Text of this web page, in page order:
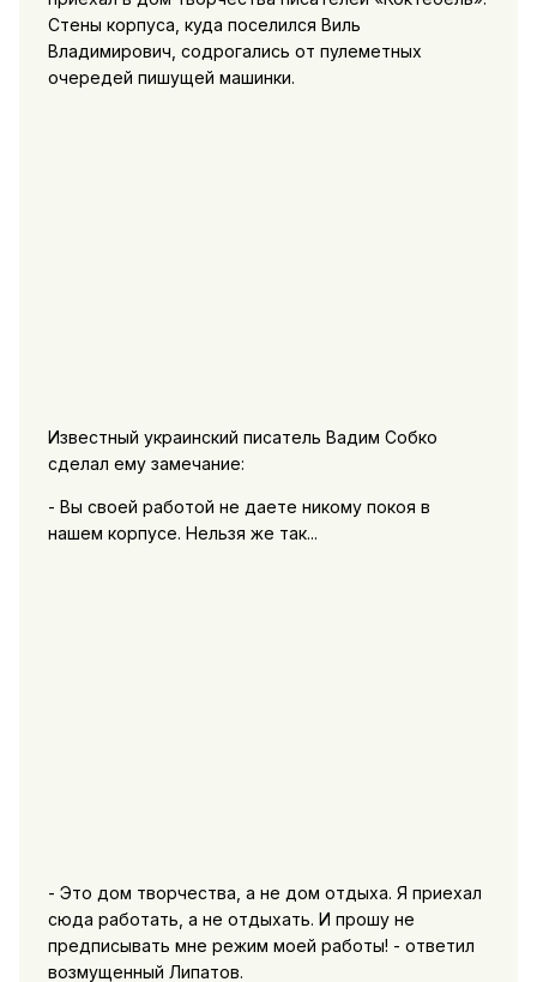
Стены корпуса, куда поселился Виль
Владимирович, содрогались от пулеметных
очередей пишущей машинки.
Известный украинский писатель Вадим Собко
сделал ему замечание:
- Вы своей работой не даете никому покоя в
нашем корпусе. Нельзя же так...
- Это дом творчества, а не дом отдыха. Я приехал
сюда работать, а не отдыхать. И прошу не
предписывать мне режим моей работы! - ответил
возмущенный Липатов.